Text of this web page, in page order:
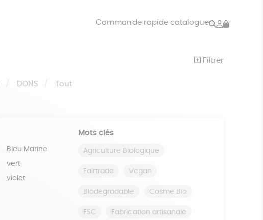
Commande rapide catalogue Rechercher
Mon
Filtrer
DONS Tout
Bleu Marine
vert
violet
Mots clés
Agriculture Biologique
Fairtrade Vegan
Biodégradable Cosme Bio
FSC Fabrication artisanale